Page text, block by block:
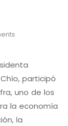
participó
uno de los
la economía
la